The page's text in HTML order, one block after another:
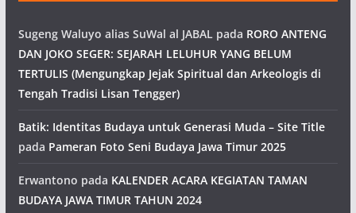
Sugeng Waluyo alias SuWal al JABAL pada RORO ANTENG
DAN JOKO SEGER: SEJARAH LELUHUR YANG BELUM
TERTULIS (Mengungkap Jejak Spiritual dan Arkeologis di
Tengah Tradisi Lisan Tengger)
Batik: Identitas Budaya untuk Generasi Muda – Site Title
pada Pameran Foto Seni Budaya Jawa Timur 2025
Erwantono pada KALENDER ACARA KEGIATAN TAMAN
BUDAYA JAWA TIMUR TAHUN 2024